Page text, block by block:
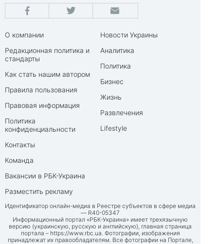
О компании
Редакционная политика и
стандарты
Как стать нашим автором
Правила пользования
Правовая информация
Политика
конфиденциальности
Контакты
Команда
Вакансии в РБК-Украина
Разместить рекламу
Новости Украины
Аналитика
Политика
Бизнес
Жизнь
Развлечения
Lifestyle
Идентификатор онлайн-медиа в Реестре субъектов в сфере медиа
— R40-05347
Информационный портал «РБК-Украина» имеет трехязычную
версию (украинскую, русскую и английскую), главная страница
портала – https://www.rbc.ua. Фотографии, изображения
принадлежат их правообладателям. Все фотографии на Портале,